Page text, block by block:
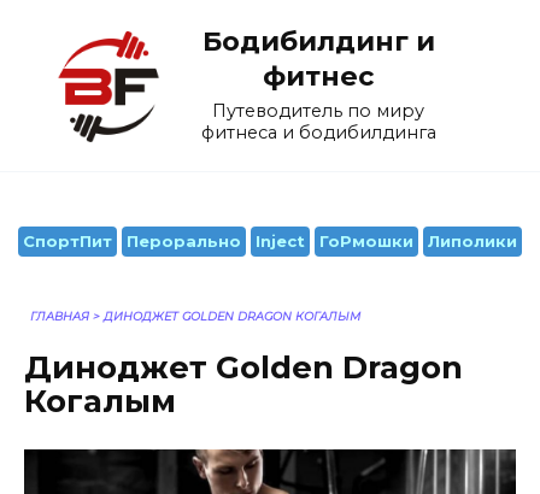
содержанию
Бодибилдинг и
фитнес
Путеводитель по миру
фитнеса и бодибилдинга
СпортПит Перорально Inject ГоРмошки Липолики
ГЛАВНАЯ > ДИНОДЖЕТ GOLDEN DRAGON КОГАЛЫМ
Диноджет Golden Dragon
Когалым